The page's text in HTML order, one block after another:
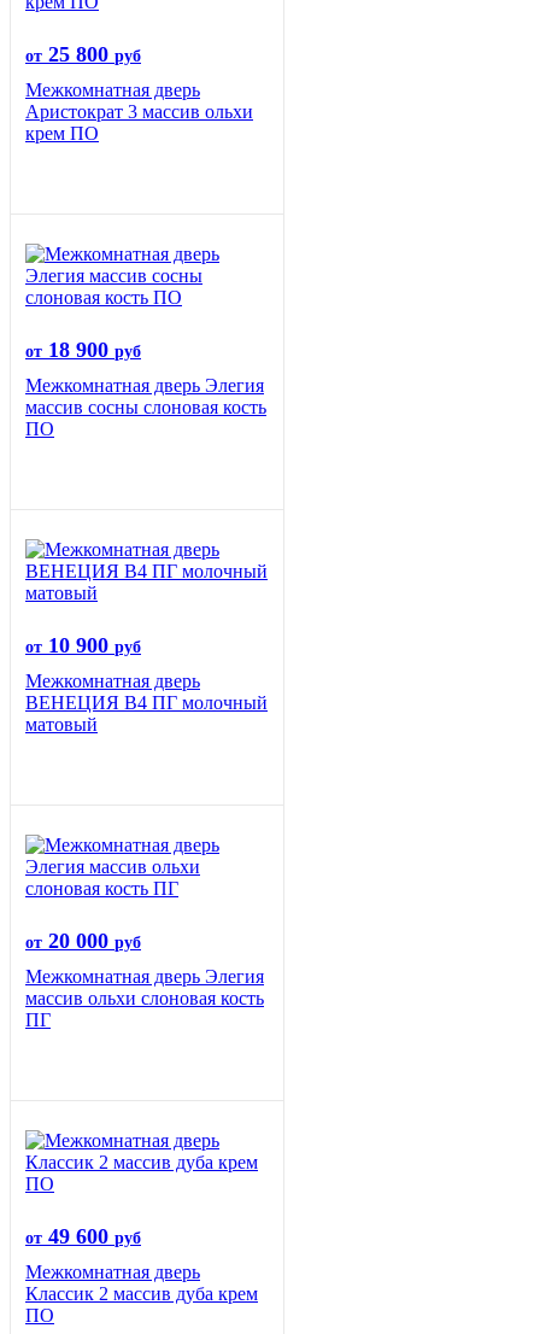
от 25 800 руб
Межкомнатная дверь
Аристократ 3 массив ольхи
крем ПО
от 18 900 руб
Межкомнатная дверь Элегия
массив сосны слоновая кость
ПО
от 10 900 руб
Межкомнатная дверь
ВЕНЕЦИЯ B4 ПГ молочный
матовый
от 20 000 руб
Межкомнатная дверь Элегия
массив ольхи слоновая кость
ПГ
от 49 600 руб
Межкомнатная дверь
Классик 2 массив дуба крем
ПО